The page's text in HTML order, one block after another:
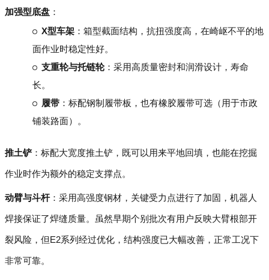
加强型底盘 ：
X型车架 ：箱型截面结构，抗扭强度高，在崎岖不平的地
面作业时稳定性好。
支重轮与托链轮 ：采用高质量密封和润滑设计，寿命
长。
履带 ：标配钢制履带板，也有橡胶履带可选（用于市政
铺装路面）。
推土铲 ：标配大宽度推土铲，既可以用来平地回填，也能在挖掘
作业时作为额外的稳定支撑点。
动臂与斗杆：采用高强度钢材，关键受力点进行了加固，机器人
焊接保证了焊缝质量。虽然早期个别批次有用户反映大臂根部开
裂风险，但E2系列经过优化，结构强度已大幅改善，正常工况下
非常可靠。